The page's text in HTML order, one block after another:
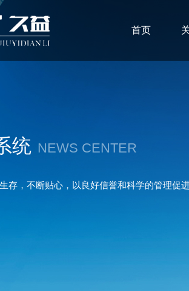
首页
统 NEWS CENTER
存，不断贴心，以良好信誉和科学的管理促